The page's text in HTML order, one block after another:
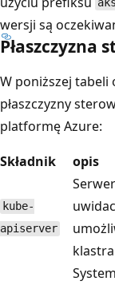
wersji są
Płaszczyzna
W poniższej tabeli
płaszczyzny
platformę Azure:
Składnik
opis
kube-
apiserver